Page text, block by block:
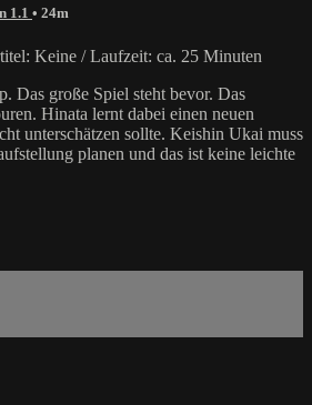
1.1 • 24m
Keine / Laufzeit: ca. 25 Minuten
Das große Spiel steht bevor. Das
Hinata lernt dabei einen neuen
unterschätzen sollte. Keishin Ukai muss
planen und das ist keine leichte